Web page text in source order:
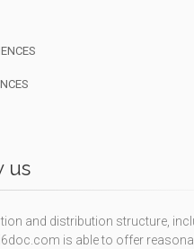
us
and distribution structure,
is able to offer